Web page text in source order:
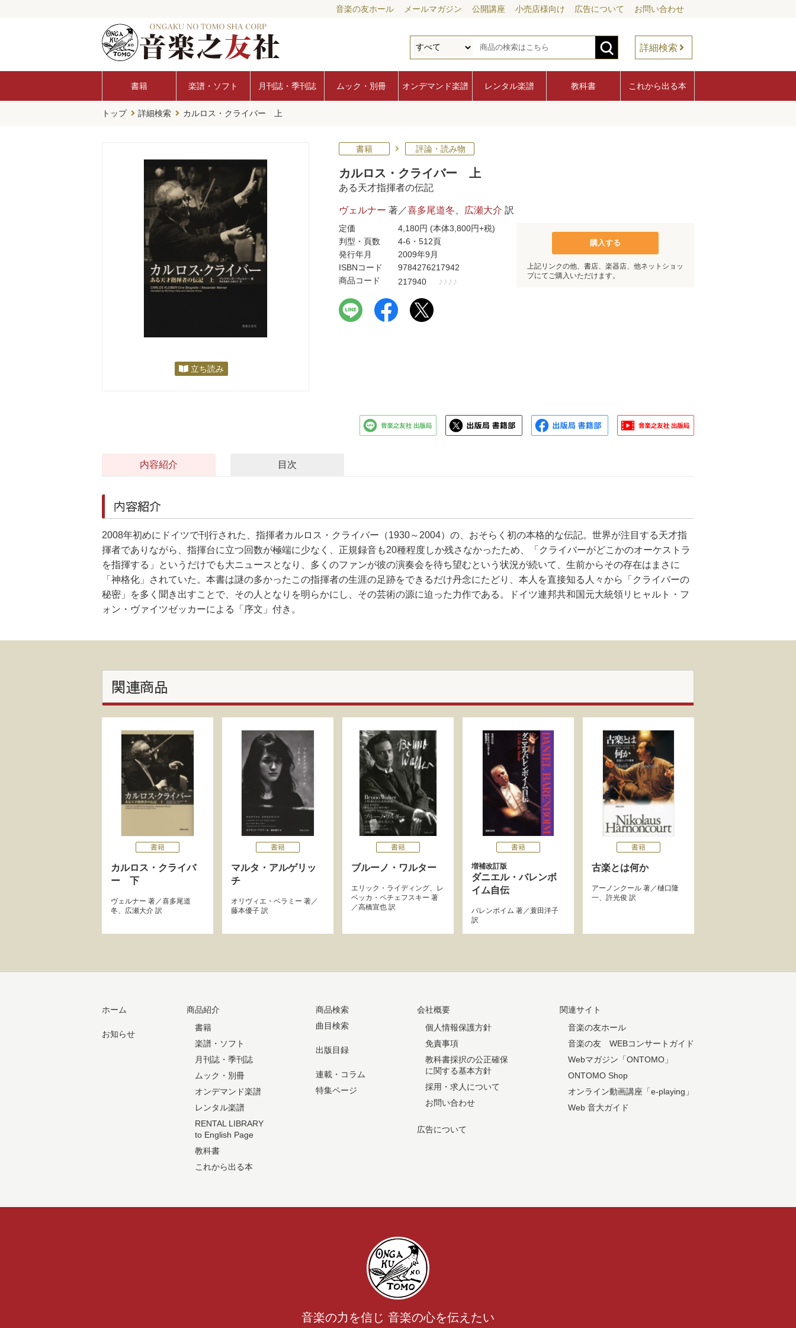
音楽の友ホール メールマガジン 公開講座 小売店様向け 広告について お問い合わせ
詳細検索
書籍 楽譜・ソフト 月刊誌・季刊誌 ムック・別冊 オンデマンド楽譜 レンタル楽譜 教科書 これから出る本
トップ 詳細検索 カルロス・クライバー 上
立ち読み
書籍 評論・読み物
カルロス・クライバー 上
ある天才指揮者の伝記
ヴェルナー 著／喜多尾道冬 広瀬大介 訳
定価 4,180円 (本体3,800円+税)
判型・頁数
4-6・512頁
発行年月
2009年9月
ISBNコード
9784276217942
商品コード
217940 ♪ ♪ ♪ ♪
購入する
上記リンクの他、書店、楽器店、他ネットショッ
プにてご購入いただけます。
内容紹介 目次
内容紹介
2008年初めにドイツで刊行された、指揮者カルロス・クライバー（1930～2004）の、おそらく初の本格的な伝記。世界が注目する天才指
揮者でありながら、指揮台に立つ回数が極端に少なく、正規録音も20種程度しか残さなかったため、「クライバーがどこかのオーケストラ
を指揮する」というだけでも大ニュースとなり、多くのファンが彼の演奏会を待ち望むという状況が続いて、生前からその存在はまさに
「神格化」されていた。本書は謎の多かったこの指揮者の生涯の足跡をできるだけ丹念にたどり、本人を直接知る人々から「クライバーの
秘密」を多く聞き出すことで、その人となりを明らかにし、その芸術の源に迫った力作である。ドイツ連邦共和国元大統領リヒャルト・フ
ォン・ヴァイツゼッカーによる「序文」付き。
関連商品
書籍
カルロス・クライバ
ー 下
ヴェルナー 著／喜多尾道
冬、 広瀬大介 訳
書籍
マルタ・アルゲリッ
チ
オリヴィエ・ベラミー 著／
藤本優子 訳
書籍
ブルーノ・ワルター
エリック・ライディング、 レ
ベッカ・ペチェフスキー 著
／高橋宣也 訳
書籍
増補改訂版
ダニエル・バレンボ
イム自伝
バレンボイム 著／蓑田洋子
訳
書籍
古楽とは何か
アーノンクール 著／樋口隆
一、 許光俊 訳
ホーム
お知らせ
商品紹介
書籍
楽譜・ソフト
月刊誌・季刊誌
ムック・別冊
オンデマンド楽譜
レンタル楽譜
RENTAL LIBRARY
to English Page
教科書
これから出る本
商品検索
曲目検索
出版目録
連載・コラム
特集ページ
会社概要
個人情報保護方針
免責事項
教科書採択の公正確保
に関する基本方針
採用・求人について
お問い合わせ
広告について
関連サイト
音楽の友ホール
音楽の友 WEBコンサートガイド
Webマガジン「ONTOMO」
ONTOMO Shop
オンライン動画講座「e-playing」
Web 音大ガイド
音楽の力を信じ 音楽の心を伝えたい